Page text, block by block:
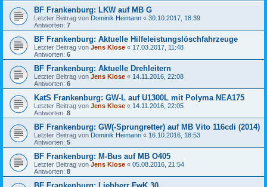
BF Frankenburg: LKW auf MB G
Letzter Beitrag von Dominik Heimann « 30.10.2017, 18:39
Antworten: 7
BF Frankenburg: Aktuelle Hilfeleistungslöschfahrzeuge
Letzter Beitrag von Jens Klose « 17.03.2017, 11:48
Antworten: 6
BF Frankenburg: Aktuelle Drehleitern
Letzter Beitrag von Jens Klose « 14.11.2016, 22:08
Antworten: 6
KatS Frankenburg: GW-L auf U1300L mit Polyma NEA175
Letzter Beitrag von Jens Klose « 14.11.2016, 22:05
Antworten: 8
BF Frankenburg: GW(-Sprungretter) auf MB Vito 116cdi (2014)
Letzter Beitrag von Dominik Heimann « 16.10.2016, 18:53
Antworten: 5
BF Frankenburg: M-Bus auf MB O405
Letzter Beitrag von Jens Klose « 05.08.2016, 21:54
Antworten: 8